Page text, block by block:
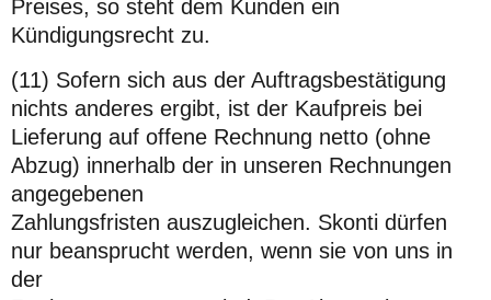
Preises, so steht dem Kunden ein
Kündigungsrecht zu.
(11) Sofern sich aus der Auftragsbestätigung
nichts anderes ergibt, ist der Kaufpreis bei
Lieferung auf offene Rechnung netto (ohne
Abzug) innerhalb der in unseren Rechnungen
angegebenen
Zahlungsfristen auszugleichen. Skonti dürfen
nur beansprucht werden, wenn sie von uns in
der